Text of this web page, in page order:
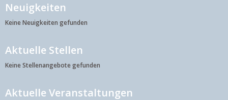
Neuigkeiten
Keine Neuigkeiten gefunden
Aktuelle Stellen
Keine Stellenangebote gefunden
Aktuelle Veranstaltungen